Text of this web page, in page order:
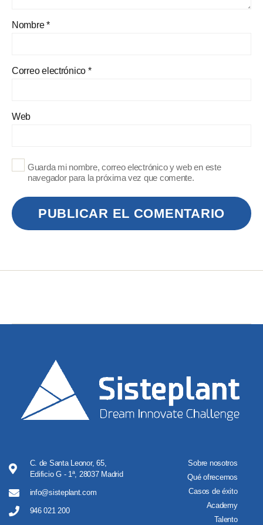
Nombre*
Correo electrónico *
Web
Guarda mi nombre, correo electrónico y web en este
navegador para la próxima vez que comente.
C. de Santa Leonor, 65,
Edificio G - 1ª, 28037 Madrid
info@sisteplant.com
946 021 200
Sobre nosotros
Qué ofrecemos
Casos de éxito
Academy
Talento